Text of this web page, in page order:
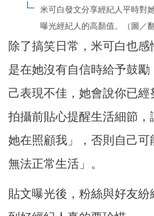
米可白發文分享經紀人平時對
曝光經紀人的高顏值。（圖／
除了搞笑日常，米可白也
是在她沒有自信時給予鼓勵
己表現不佳，她會說你已
拍攝前貼心提醒生活細節，
她在照顧我」，否則自己可
無法正常生活」。
貼文曝光後，粉絲與好友紛